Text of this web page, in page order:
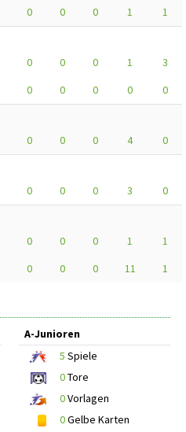
0 0 0 1
1
0 0 0 1
3
0 0 0 0
0
0 0 0 4
0
0 0 0 3
0
0 0 0 1
1
0 0 0 11 1
A-Junioren
5 Spiele
0Tore
0Vorlagen
0Gelbe Karten